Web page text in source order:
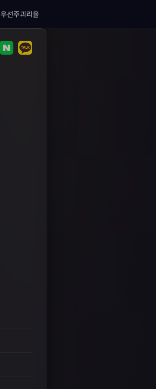
우선주괴리율